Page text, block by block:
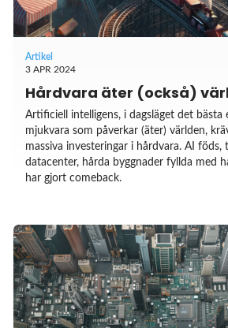
Artikel
3 APR 2024
Hårdvara äter (också)
Artificiell intelligens, i dagsläget det bästa
mjukvara som påverkar (äter) världen,
massiva investeringar i hårdvara. AI föds,
datacenter, hårda byggnader fyllda med
har gjort comeback.